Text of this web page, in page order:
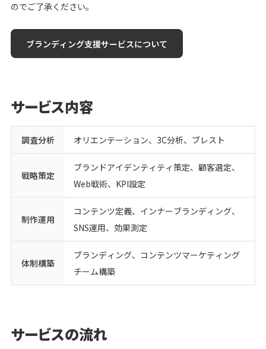
無料オンライン相談
のでご了承ください。
ブランディング支援サービスについて
サービス内容
調査分析 オリエンテーション、3C分析、ブレスト
戦略策定
ブランドアイデンティティ策定、顧客選定、
Web戦術、KPI設定
制作運用
コンテンツ定義、インナーブランディング、
SNS運用、効果測定
体制構築
ブランディング、コンテンツマーケティング
チーム構築
サービスの流れ